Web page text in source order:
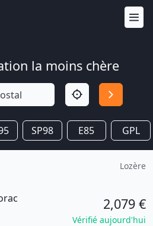
la moins chère
SP98 E85 GPL
Lozère
2,079 €
Vérifié aujourd'hui